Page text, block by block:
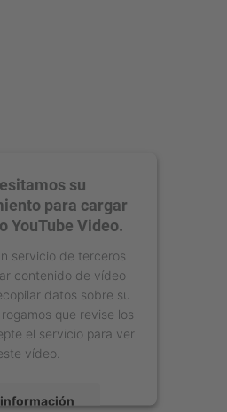
su
para cargar
YouTube Video.
servicio de terceros
contenido de vídeo
datos sobre su
que revise los
el servicio para ver
vídeo.